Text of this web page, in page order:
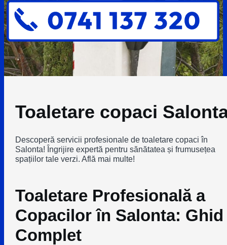
Toaletare copaci
Descoperă servicii profesionale de toaletare copaci în
Salonta! Îngrijire expertă pentru sănătatea și frumusețea
spațiilor tale verzi. Află mai multe!
Toaletare Profesională a
Copacilor în Salonta: Ghid
Complet